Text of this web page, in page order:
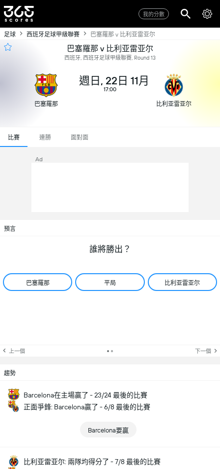
我的分數
足球 西班牙足球甲級聯賽 巴塞羅那 v 比利亚雷亚尔
巴塞羅那 v 比利亚雷亚尔
西班牙, 西班牙足球甲級聯賽, Round 13
巴塞羅那
週日, 22日 11月
17:00
比利亚雷亚尔
比賽 連勝 面對面
Ad
預言
誰將勝出？
巴塞羅那 平局 比利亚雷亚尔
上一個 下一個
趨勢
Barcelona在主場贏了 - 23/24 最後的比賽
正面爭鋒: Barcelona贏了 - 6/8 最後的比賽
Barcelona要贏
比利亚雷亚尔: 兩隊均得分了 - 7/8 最後的比賽